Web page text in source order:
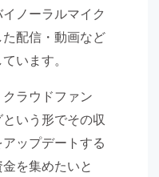
ノーラルマイク
た配信・動画など
います。
ラウドファン
いう形でその収
ップデートする
を集めたいと